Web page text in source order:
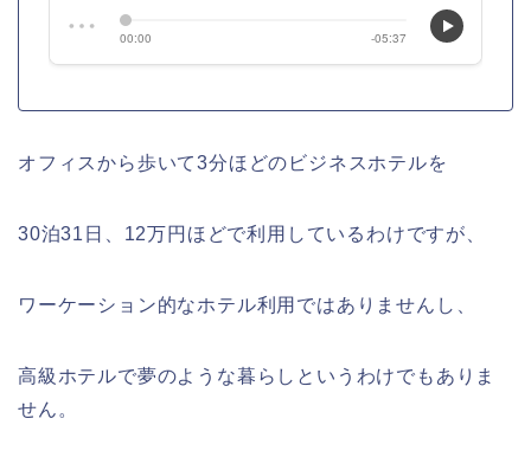
オフィスから歩いて3分ほどのビジネスホテルを
30泊31日、12万円ほどで利用しているわけですが、
ワーケーション的なホテル利用ではありませんし、
高級ホテルで夢のような暮らしというわけでもありま
せん。